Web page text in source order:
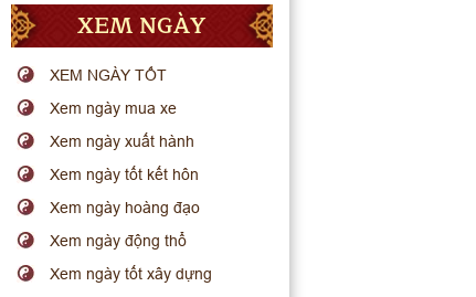
XEM NGÀY
XEM NGÀY TỐT
Xem ngày mua xe
Xem ngày xuất hành
Xem ngày tốt kết hôn
Xem ngày hoàng đạo
Xem ngày động thổ
Xem ngày tốt xây dựng